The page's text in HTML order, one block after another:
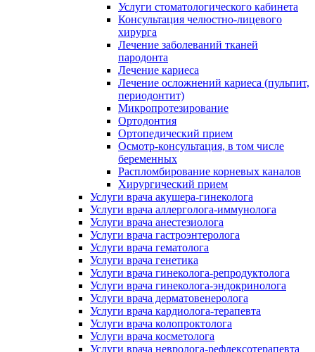
Услуги стоматологического кабинета
Консультация челюстно-лицевого
хирурга
Лечение заболеваний тканей
пародонта
Лечение кариеса
Лечение осложнений кариеса (пульпит,
периодонтит)
Микропротезирование
Ортодонтия
Ортопедический прием
Осмотр-консультация, в том числе
беременных
Распломбирование корневых каналов
Хирургический прием
Услуги врача акушера-гинеколога
Услуги врача аллерголога-иммунолога
Услуги врача анестезиолога
Услуги врача гастроэнтеролога
Услуги врача гематолога
Услуги врача генетика
Услуги врача гинеколога-репродуктолога
Услуги врача гинеколога-эндокринолога
Услуги врача дерматовенеролога
Услуги врача кардиолога-терапевта
Услуги врача колопроктолога
Услуги врача косметолога
Услуги врача невролога-рефлексотерапевта